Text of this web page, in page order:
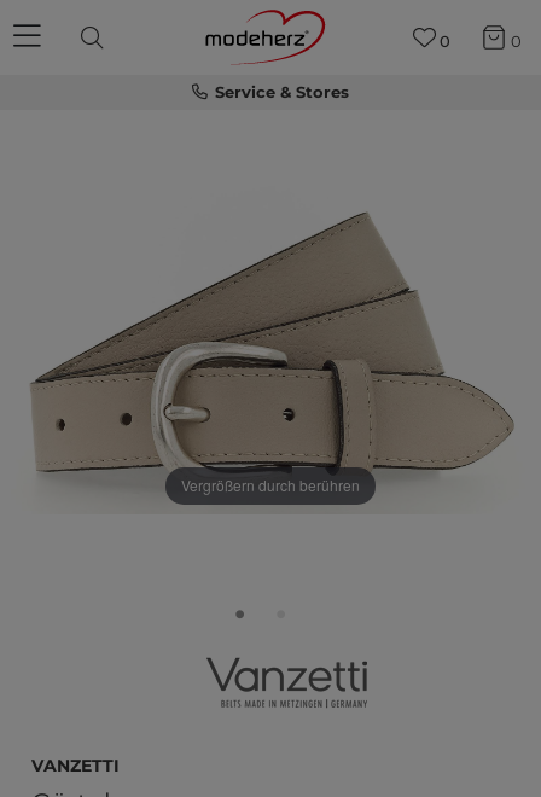
Service & Stores
0 0
Vergrößern durch berühren
Vanzetti